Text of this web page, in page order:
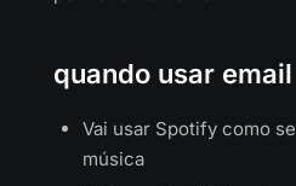
quando usar
Vai usar Spotify como
música